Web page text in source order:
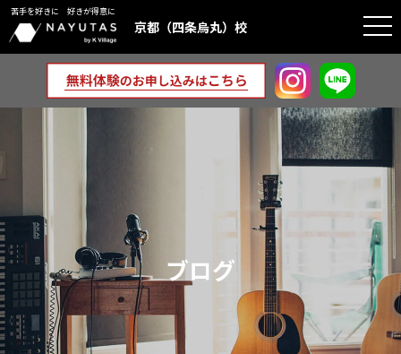
苦手を好きに 好きが得意に
京都（四条烏丸）校
ブログ